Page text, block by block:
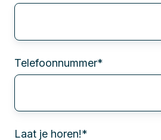
Telefoonnummer*
Laat je horen!*